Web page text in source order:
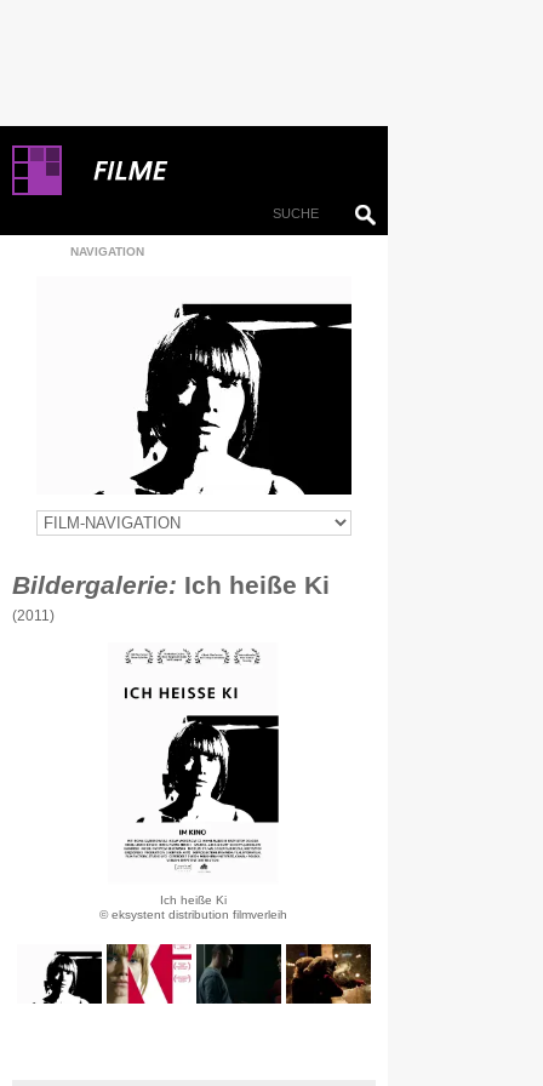
NAVIGATION
Bildergalerie: Ich heiße Ki
(2011)
Ich heiße Ki
© eksystent distribution filmverleih